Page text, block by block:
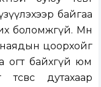
үзүүлэхээр байгаа
боломжгүй. Мөн
наядын цоорхойг
огт байхгүй юм
дутахаар